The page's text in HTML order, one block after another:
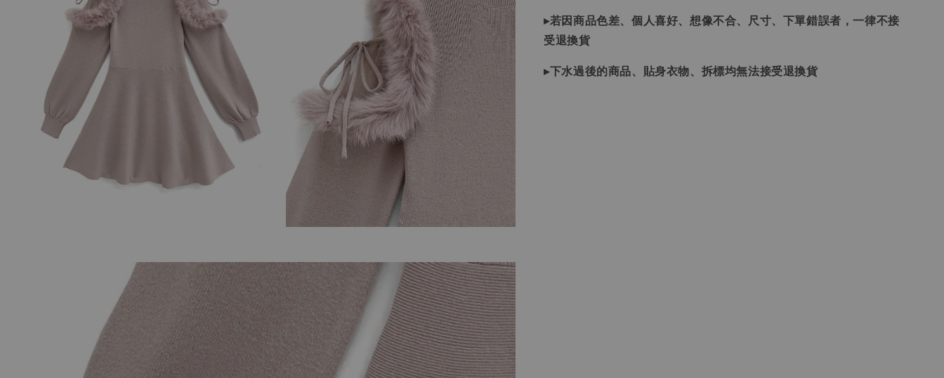
▸若因商品色差、個人喜好、想像不合、尺寸、下單錯誤者，一律不接
受退換貨
▸下水過後的商品、貼身衣物、拆標均無法接受退換貨